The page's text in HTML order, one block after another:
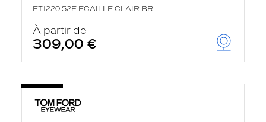
FT1220 52F ECAILLE CLAIR BR
À partir de
309,00 €